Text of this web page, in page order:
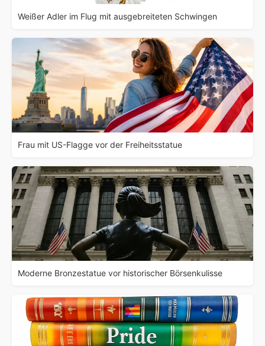
Weißer Adler im Flug mit ausgebreiteten Schwingen
Frau mit US-Flagge vor der Freiheitsstatue
Moderne Bronzestatue vor historischer Börsenkulisse